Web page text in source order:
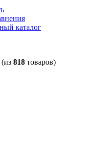
каталог
(из 818 товаров)